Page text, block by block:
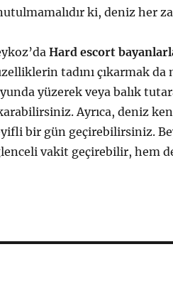
ki, deniz her
Hard escort
tadını çıkarmak
yüzerek veya balık
Ayrıca, deniz
bir gün geçirebilirsiniz.
vakit geçirebilir, hem